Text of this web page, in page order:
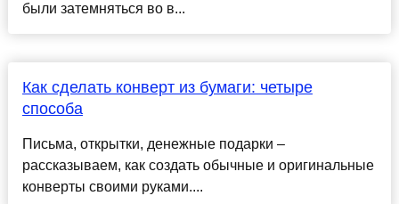
были затемняться во в...
Как сделать конверт из бумаги: четыре
способа
Письма, открытки, денежные подарки –
рассказываем, как создать обычные и оригинальные
конверты своими руками....